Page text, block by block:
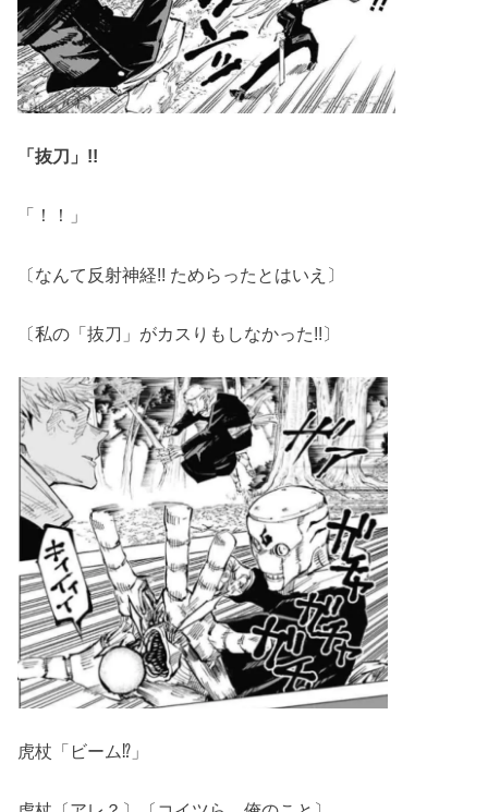
「抜刀」!!
「！！」
〔なんて反射神経!! ためらったとはいえ〕
〔私の「抜刀」がカスりもしなかった!!〕
虎杖「ビーム⁉」